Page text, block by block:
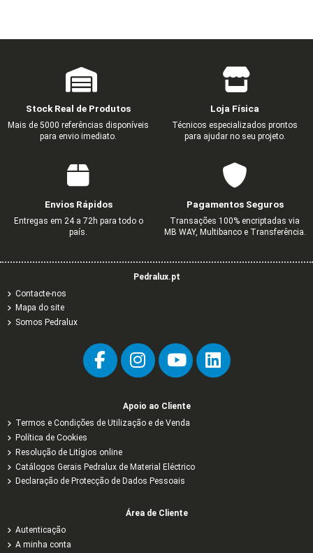
Stock Real de Produtos
Mais de 5000 referências disponíveis
para envio imediato.
Loja Física
Técnicos especializados prontos
para ajudar no seu projeto.
Envios Rápidos
Entregas em 24 a 72h para todo o
país.
Pagamentos Seguros
Transações 100% encriptadas via
MB WAY, Multibanco e Transferência.
Pedralux.pt
Contacte-nos
Mapa do site
Somos Pedralux
Apoio ao Cliente
Termos e Condições de Utilização e de Venda
Política de Cookies
Resolução de Litígios online
Catálogos Gerais Pedralux de Material Eléctrico
Declaração de Protecção de Dados Pessoais
Área de Cliente
Autenticação
A minha conta